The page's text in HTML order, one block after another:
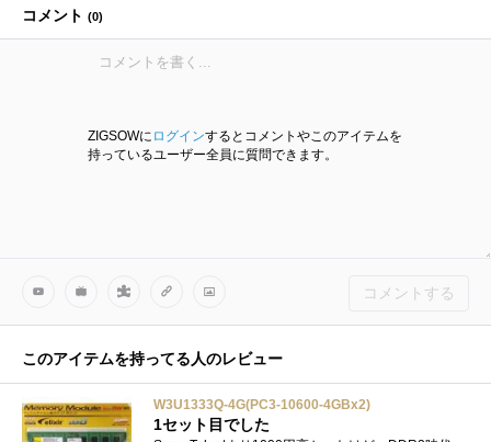
コメント (0)
ZIGSOWに ログインするとコメントやこのアイテムを
持っているユーザー全員に質問できます。
コメントする
このアイテムを持ってる人のレビュー
W3U1333Q-4G(PC3-10600-4GBx2)
1セット目でした